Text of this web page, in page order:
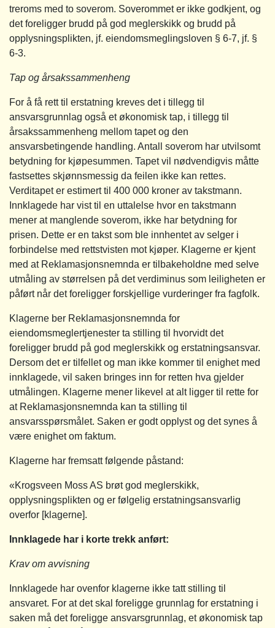
treroms med to soverom. Soverommet er ikke godkjent, og
det foreligger brudd på god meglerskikk og brudd på
opplysningsplikten, jf. eiendomsmeglingsloven § 6-7, jf. §
6-3.
Tap og årsakssammenheng
For å få rett til erstatning kreves det i tillegg til
ansvarsgrunnlag også et økonomisk tap, i tillegg til
årsakssammenheng mellom tapet og den
ansvarsbetingende handling. Antall soverom har utvilsomt
betydning for kjøpesummen. Tapet vil nødvendigvis måtte
fastsettes skjønnsmessig da feilen ikke kan rettes.
Verditapet er estimert til 400 000 kroner av takstmann.
Innklagede har vist til en uttalelse hvor en takstmann
mener at manglende soverom, ikke har betydning for
prisen. Dette er en takst som ble innhentet av selger i
forbindelse med rettstvisten mot kjøper. Klagerne er kjent
med at Reklamasjonsnemnda er tilbakeholdne med selve
utmåling av størrelsen på det verdiminus som leiligheten er
påført når det foreligger forskjellige vurderinger fra fagfolk.
Klagerne ber Reklamasjonsnemnda for
eiendomsmeglertjenester ta stilling til hvorvidt det
foreligger brudd på god meglerskikk og erstatningsansvar.
Dersom det er tilfellet og man ikke kommer til enighet med
innklagede, vil saken bringes inn for retten hva gjelder
utmålingen. Klagerne mener likevel at alt ligger til rette for
at Reklamasjonsnemnda kan ta stilling til
ansvarsspørsmålet. Saken er godt opplyst og det synes å
være enighet om faktum.
Klagerne har fremsatt følgende påstand:
«Krogsveen Moss AS brøt god meglerskikk,
opplysningsplikten og er følgelig erstatningsansvarlig
overfor [klagerne].
Innklagede har i korte trekk anført:
Krav om avvisning
Innklagede har ovenfor klagerne ikke tatt stilling til
ansvaret. For at det skal foreligge grunnlag for erstatning i
saken må det foreligge ansvarsgrunnlag, et økonomisk tap